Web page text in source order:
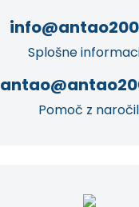
Splošne
Pomoč z